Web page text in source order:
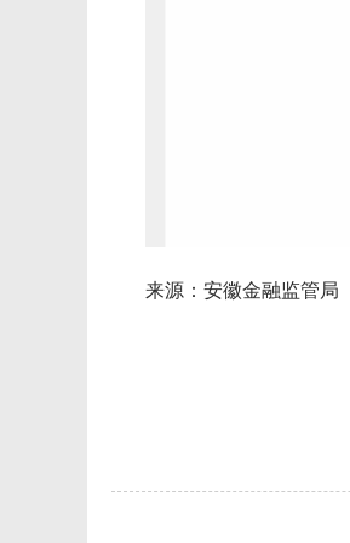
来源：安徽金融监管局